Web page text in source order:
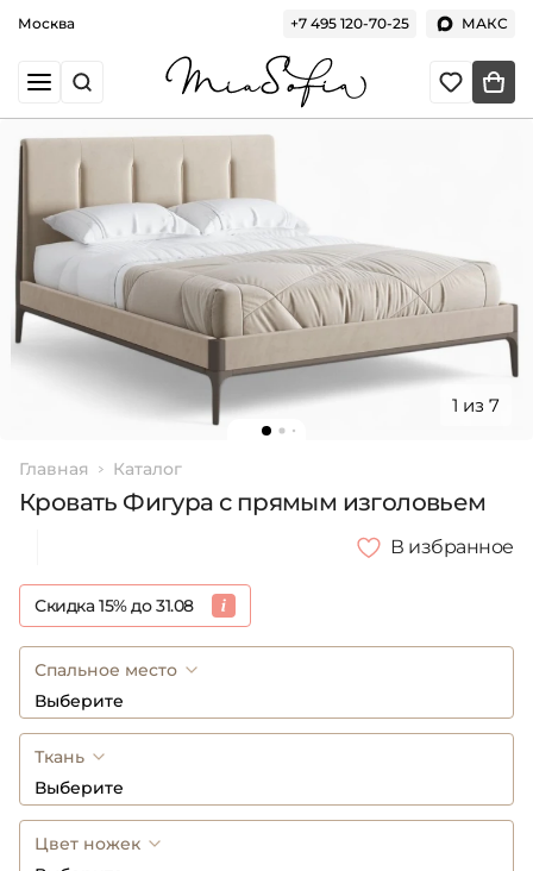
Москва +7 495 120-70-25 МАКС
1 из 7
Главная Каталог
Кровать Фигура с прямым изголовьем
В избранное
Скидка 15% до 31.08
Спальное место
Выберите
Ткань
Выберите
Цвет ножек